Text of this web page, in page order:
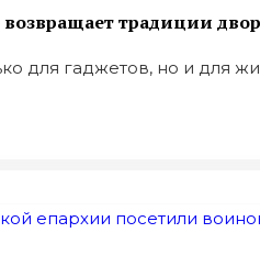
традиции
для гаджетов, но и для